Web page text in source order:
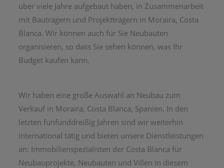
über viele Jahre aufgebaut haben, in Zusammenarbeit
mit Bauträgern und Projektträgern in Moraira, Costa
Blanca. Wir können auch für Sie Neubauten
organisieren, so dass Sie sehen können, was Ihr
Budget kaufen kann.
Wir haben eine große Auswahl an Neubau zum
Verkauf in Moraira, Costa Blanca, Spanien. In den
letzten fünfunddreißig Jahren sind wir weiterhin
international tätig und bieten unsere Dienstleistungen
an: Immobilienspezialisten der Costa Blanca für
Neubauprojekte, Neubauten und Villen in diesem